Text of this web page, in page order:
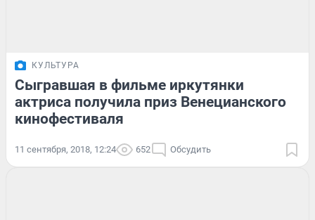
КУЛЬТУРА
Сыгравшая в фильме иркутянки
актриса получила приз Венецианского
кинофестиваля
11 сентября, 2018, 12:24 652 Обсудить